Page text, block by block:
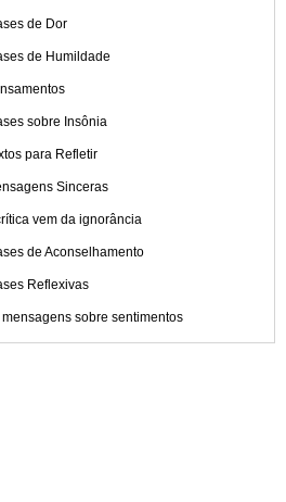
de Dor
de Humildade
sobre Insônia
para Refletir
Sinceras
vem da ignorância
de Aconselhamento
Reflexivas
sobre sentimentos